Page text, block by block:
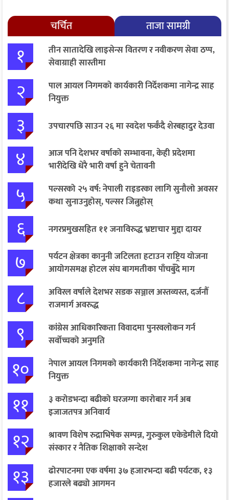
चर्चित ताजा सामग्री
१
तीन सातादेखि लाइसेन्स वितरण र नवीकरण सेवा ठप्प,
सेवाग्राही सास्तीमा
२
पाल आयल निगमको कार्यकारी निर्देशकमा नागेन्द्र साह
नियुक्त
३ उपचारपछि साउन २६ मा स्वदेश फर्कँदै शेरबहादुर देउवा
४
आज पनि देशभर वर्षाको सम्भावना, केही प्रदेशमा
भारीदेखि धेरै भारी वर्षा हुने चेतावनी
५
पल्सरको २५ वर्ष: नेपाली राइडरका लागि सुनौलो अवसर
कथा सुनाउनुहोस्, पल्सर जित्नुहोस्
६ नगरप्रमुखसहित ११ जनाविरुद्ध भ्रष्टाचार मुद्दा दायर
७
पर्यटन क्षेत्रका कानुनी जटिलता हटाउन राष्ट्रिय योजना
आयोगसमक्ष होटल संघ बागमतीका पाँचबुँदे माग
८
अविरल वर्षाले देशभर सडक सञ्जाल अस्तव्यस्त, दर्जनौँ
राजमार्ग अवरुद्ध
९
कांग्रेस आधिकारिकता विवादमा पुनरवलोकन गर्न
सर्वोच्चको अनुमति
१०
नेपाल आयल निगमको कार्यकारी निर्देशकमा नागेन्द्र साह
नियुक्त
११
३ करोडभन्दा बढीको घरजग्गा कारोबार गर्न अब
इजाजतपत्र अनिवार्य
१२
श्रावण विशेष रुद्राभिषेक सम्पन्न, गुरुकुल एकेडेमीले दियो
संस्कार र नैतिक शिक्षाको सन्देश
१३
ढोरपाटनमा एक वर्षमा ३७ हजारभन्दा बढी पर्यटक, १३
हजारले बढ्यो आगमन